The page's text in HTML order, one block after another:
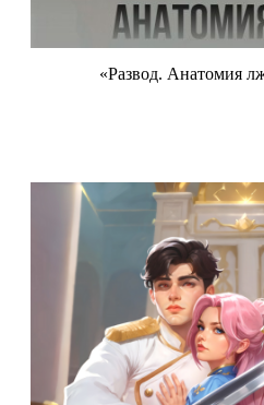
«Развод. Анатомия